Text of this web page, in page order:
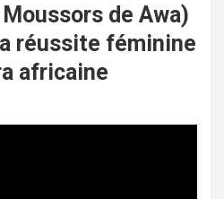
de Awa)
réussite féminine
africaine